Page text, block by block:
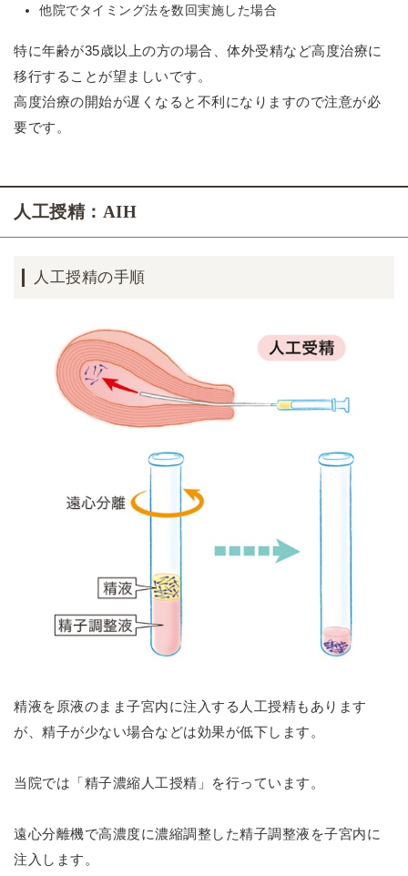
他院でタイミング法を数回実施した場合
特に年齢が35歳以上の方の場合、体外受精など高度治療に
移行することが望ましいです。
高度治療の開始が遅くなると不利になりますので注意が必
要です。
人工授精：AIH
人工授精の手順
精液を原液のまま子宮内に注入する人工授精もあります
が、精子が少ない場合などは効果が低下します。
当院では「精子濃縮人工授精」を行っています。
遠心分離機で高濃度に濃縮調整した精子調整液を子宮内に
注入します。